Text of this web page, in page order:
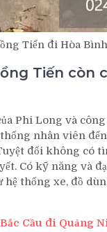
Tiến đi Hòa Bình
Tiến
Phi Long và
nhân viên
đối không có
Có kỹ năng và
hệ thống xe, đồ
Cầu đi Quảng